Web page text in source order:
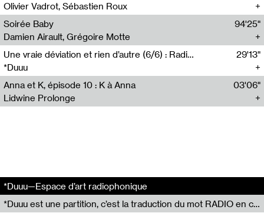
Olivier Vadrot, Sébastien Roux
Soirée Baby
Damien Airault, Grégoire Motte
94'25"
Une vraie déviation et rien d’autre (6/6) : Radio Hito
*Duuu
29'13"
Anna et K, épisode 10 : K à Anna
Lidwine Prolonge
03'06"
*Duuu—Espace d’art radiophonique
*Duuu est une partition, c’est la traduction du mot RADIO en code Parsons.